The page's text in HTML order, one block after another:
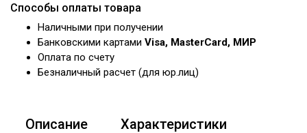
Способы оплаты товара
Наличными при получении
Банковскими картами Visa, MasterCard, МИР
Оплата по счету
Безналичный расчет (для юр.лиц)
Описание Характеристики